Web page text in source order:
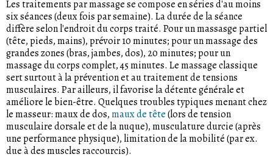
Les traitements par massage se compose en séries d'au moins
six séances (deux fois par semaine). La durée de la séance
diffère selon l'endroit du corps traité. Pour un massasge partiel
(tête, pieds, mains), prévoir 10 minutes; pour un massage des
grandes zones (bras, jambes, dos), 20 minutes; pour un
massage du corps complet, 45 minutes. Le massage classique
sert surtout à la prévention et au traitement de tensions
musculaires. Par ailleurs, il favorise la détente générale et
améliore le bien-être. Quelques troubles typiques menant chez
le masseur: maux de dos,maux de tête(lors de tension
musculaire dorsale et de la nuque), musculature durcie (après
une performance physique), limitation de la mobilité (par ex.
due à des muscles raccourcis).